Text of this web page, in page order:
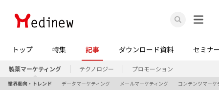
トップ 特集 記事 ダウンロード資料 セミナ
製薬マーケティング テクノロジー プロモーション
業界動向・トレンド データマーケティング メールマーケティング コンテンツマーケ